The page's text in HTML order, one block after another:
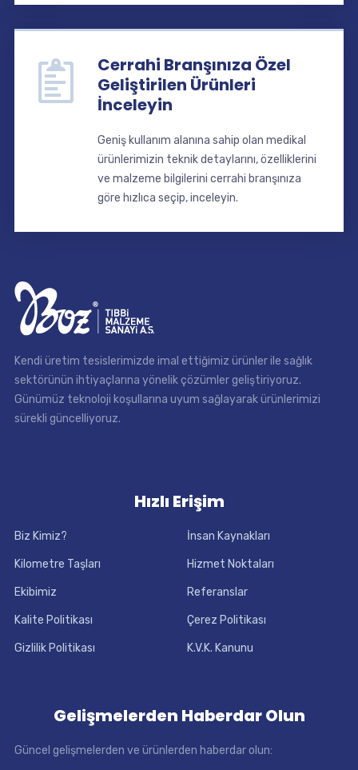
Cerrahi Branşınıza Özel
Geliştirilen Ürünleri
İnceleyin
Geniş kullanım alanına sahip olan medikal
ürünlerimizin teknik detaylarını, özelliklerini
ve malzeme bilgilerini cerrahi branşınıza
göre hızlıca seçip, inceleyin.
Kendi üretim tesislerimizde imal ettiğimiz ürünler ile sağlık
sektörünün ihtiyaçlarına yönelik çözümler geliştiriyoruz.
Günümüz teknoloji koşullarına uyum sağlayarak ürünlerimizi
sürekli güncelliyoruz.
Hızlı Erişim
Biz Kimiz? İnsan Kaynakları
Kilometre Taşları Hizmet Noktaları
Ekibimiz Referanslar
Kalite Politikası Çerez Politikası
Gizlilik Politikası K.V.K. Kanunu
Gelişmelerden Haberdar Olun
Güncel gelişmelerden ve ürünlerden haberdar olun: